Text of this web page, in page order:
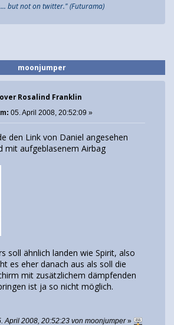
but not on twitter." (Futurama)
moonjumper
Rosalind Franklin
05. April 2008, 20:52:09 »
den Link von Daniel angesehen
mit aufgeblasenem Airbag
soll ähnlich landen wie Spirit, also
es eher danach aus als soll die
mit zusätzlichem dämpfenden
ist ja so nicht möglich.
April 2008, 20:52:23 von moonjumper»